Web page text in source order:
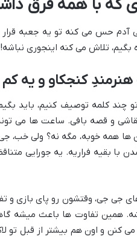
که با همه فرق
آدم حس می کنه تو یه جعبه
بگیم، تلاش می کنه اینجوری
کنجکاو و یه
چند کلمه توصیف کنیم، باید
و قصه بافی. ساعت ها می
ها همه خوبه، مگه نه؟ ولی خب،
با بقیه فراریه. یه جورایی
جی جی، وقتشون رو پای بازی و
همین تفاوت ها باعث میشه
کنن و اون هم بیشتر از قبل تو